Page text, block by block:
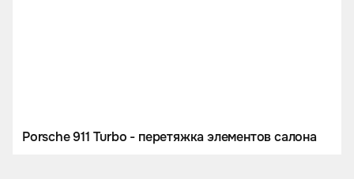
Porsche 911 Turbo - перетяжка элементов салона